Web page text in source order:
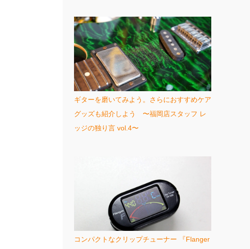
ギターを磨いてみよう。さらにおすすめケア
グッズも紹介しよう 〜福岡店スタッフ レ
ッジの独り言 vol.4〜
コンパクトなクリップチューナー 『Flanger